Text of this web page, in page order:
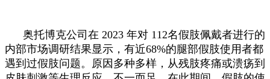
奥托博克公司在 2023 年对 112名假肢佩戴者进行的
内部市场调研结果显示，有近68%的腿部假肢使用者都
遇到过假肢问题。原因多种多样，从残肢疼痛或溃疡到